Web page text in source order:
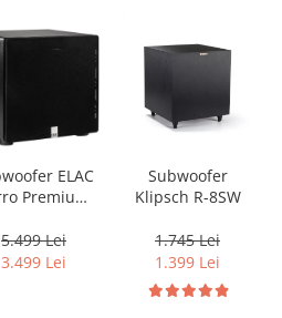
ELAC
Premium
500W, 20Hz,
Black
5.499 Lei
3.499 Lei
Subwoofer
Klipsch R-8SW
1.745 Lei
1.399 Lei